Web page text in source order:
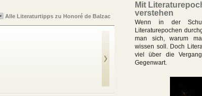
Alle Literaturtipps zu Honoré de Balzac
Mit
verstehen
Wenn in der
Literaturepochen
man sich, warum
wissen soll. Doch
viel über die
Gegenwart.